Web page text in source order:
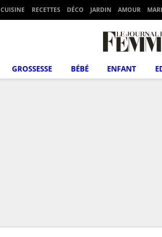
CUISINE RECETTES DÉCO JARDIN AMOUR
GROSSESSE BÉBÉ ENFANT